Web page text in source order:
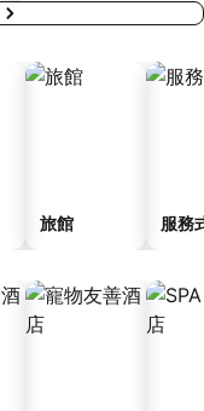
旅館 服務